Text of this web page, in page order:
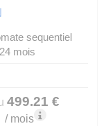
sequentiel
mois
499.21 €
/ mois